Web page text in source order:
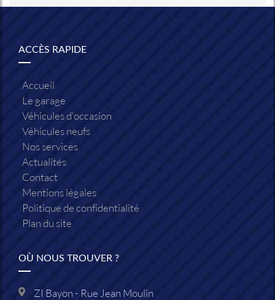
ACCÈS RAPIDE
Accueil
Le garage
Véhicules d'occasion
Véhicules neufs
Nos services
Actualités
Contact
Mentions légales
Politique de confidentialité
Plan du site
OÙ NOUS TROUVER ?
ZI Bayon - Rue Jean Moulin